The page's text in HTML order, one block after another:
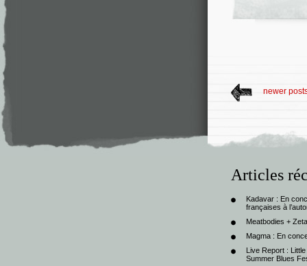
newer
Articles
Kadavar : En
françaises à
Meatbodies +
Magma : En
Live Report :
Summer Blues